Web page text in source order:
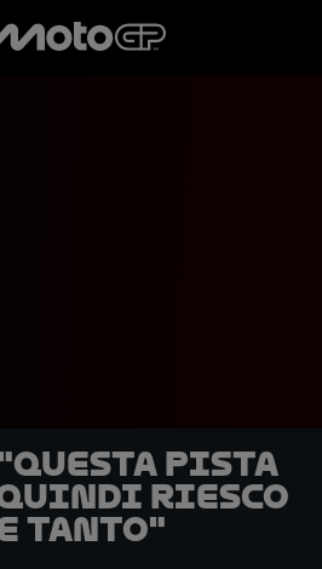
pista
riesco
tanto"